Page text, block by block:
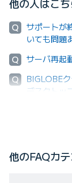
他の人はこ
Q
サポートが
いても問題
Q
サーバ再起
Q
BIGLOBE
デスクトッ
他のFAQカ